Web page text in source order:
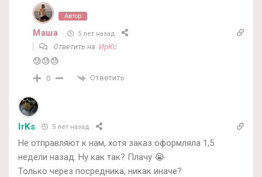
Автор
Маша 5 лет назад
Ответить на ИрКс
😓😓😓
0 Ответить
IrKs 5 лет назад
Не отправляют к нам, хотя заказ оформляла 1,5
недели назад. Ну как так? Плачу 😭
Только через посредника, никак иначе?